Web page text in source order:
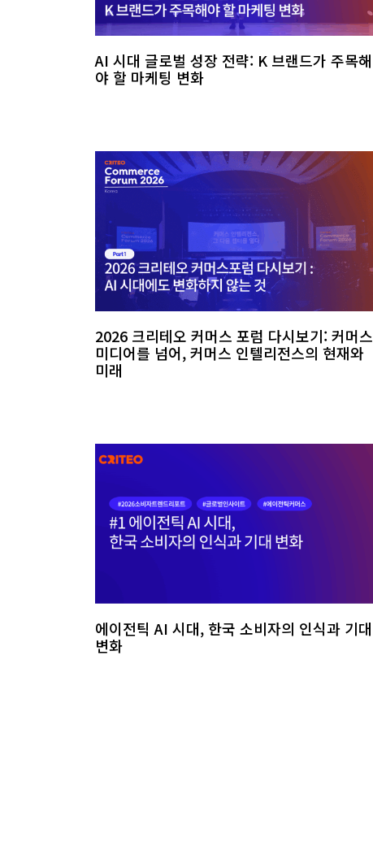
AI 시대 글로벌 성장 전략: K 브랜드가 주목해
야 할 마케팅 변화
2026 크리테오 커머스 포럼 다시보기: 커머스
미디어를 넘어, 커머스 인텔리전스의 현재와
미래
에이전틱 AI 시대, 한국 소비자의 인식과 기대
변화